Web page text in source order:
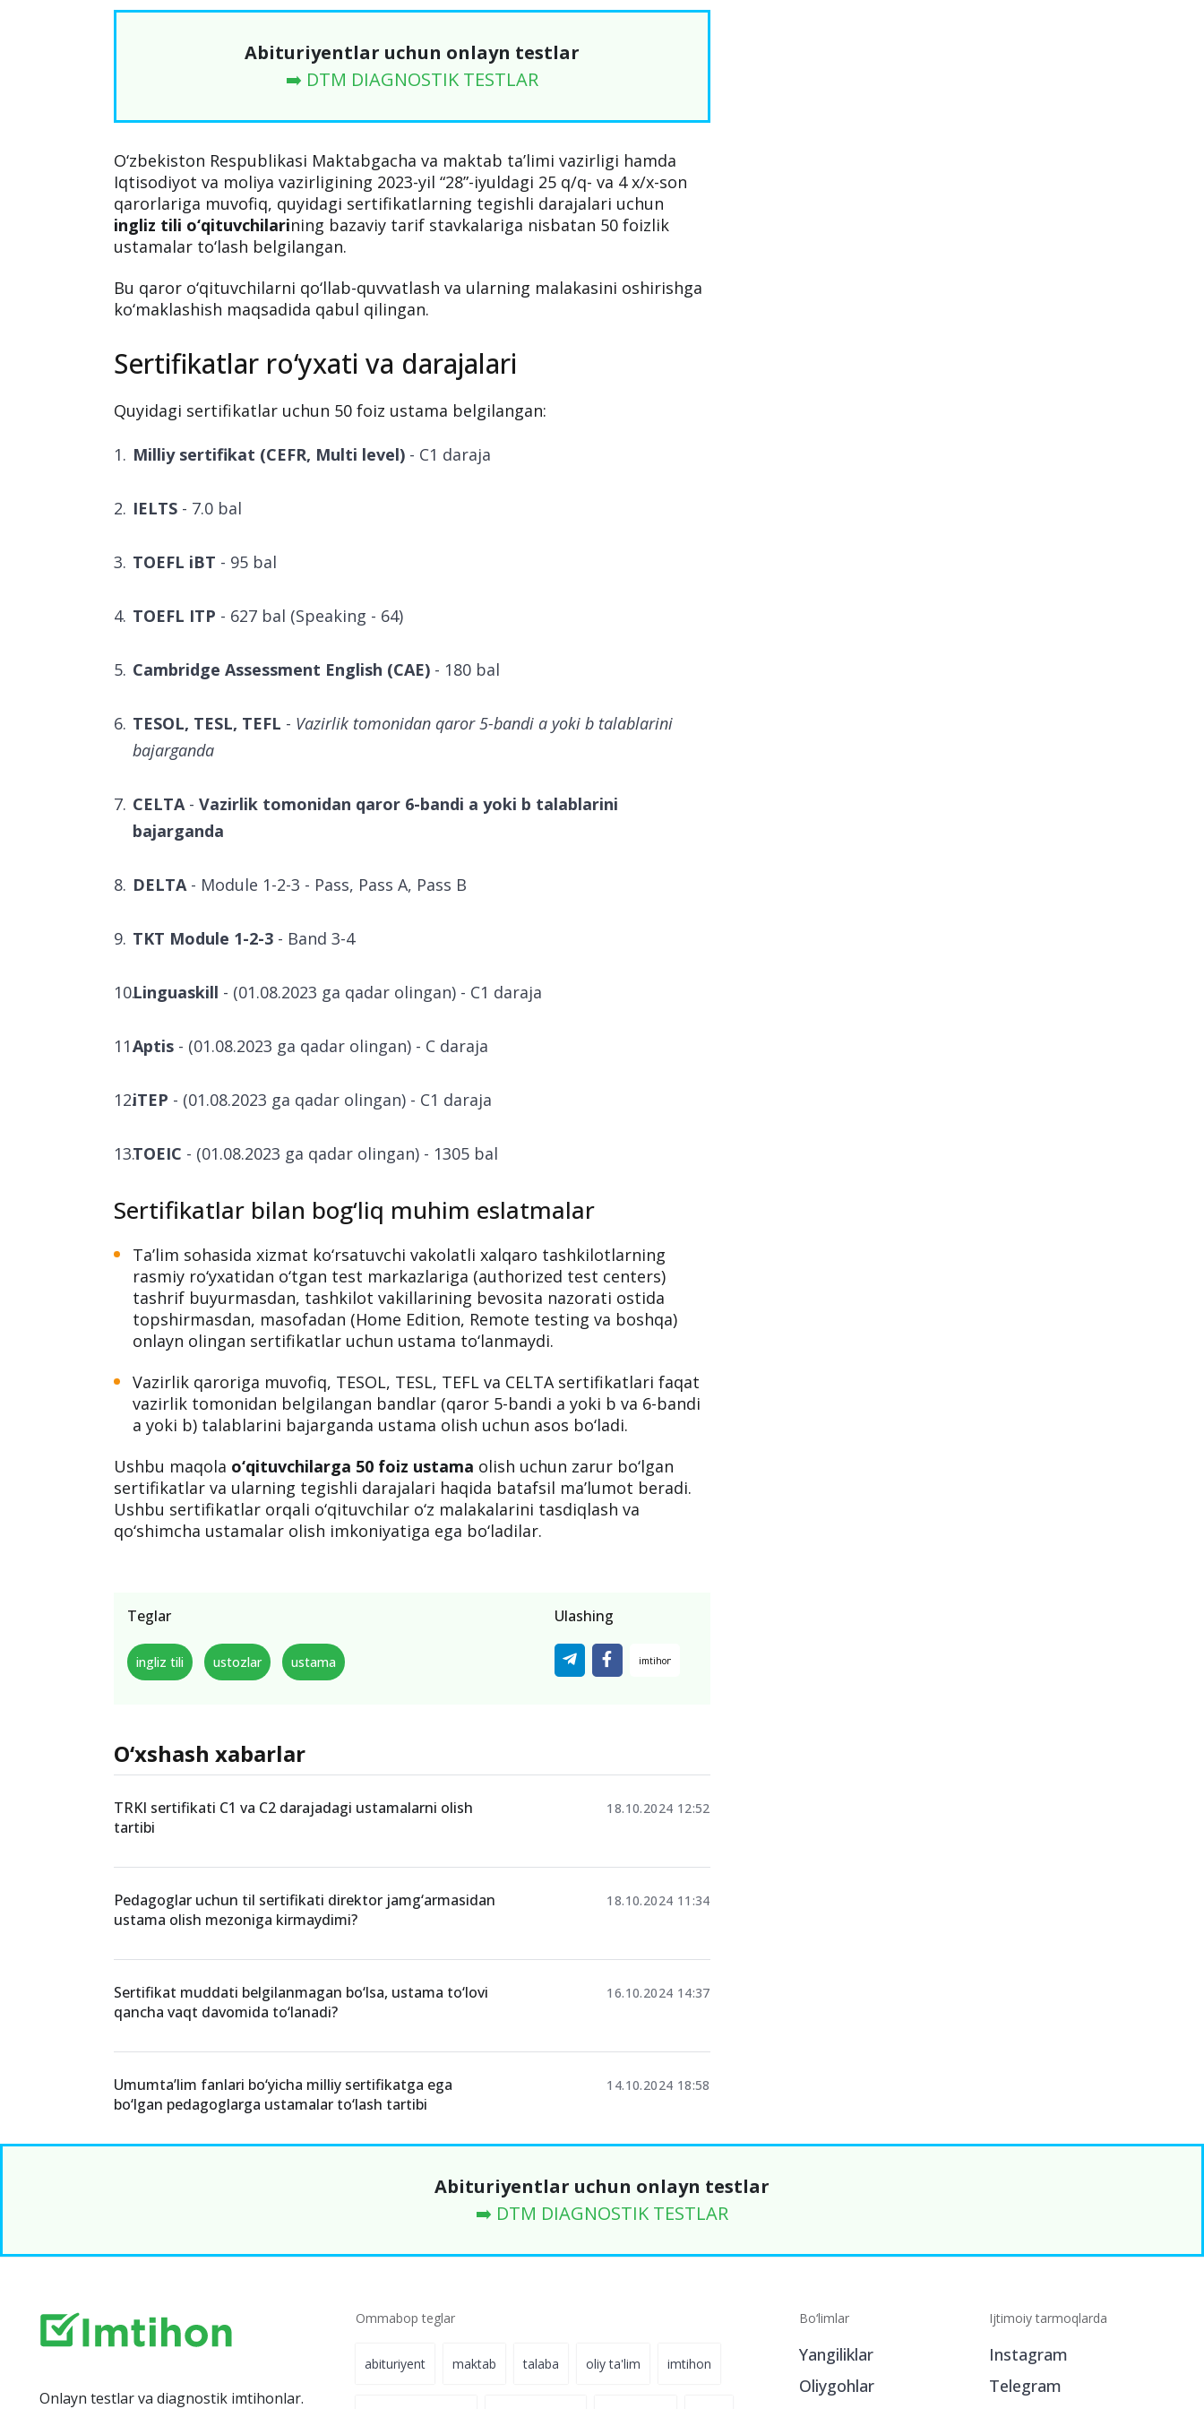
Abituriyentlar uchun onlayn testlar
➡️ DTM DIAGNOSTIK TESTLAR
O‘zbekiston Respublikasi Maktabgacha va maktab ta’limi vazirligi hamda
Iqtisodiyot va moliya vazirligining 2023-yil “28”-iyuldagi 25 q/q- va 4 x/x-son
qarorlariga muvofiq, quyidagi sertifikatlarning tegishli darajalari uchun
ingliz tili o‘qituvchilarining bazaviy tarif stavkalariga nisbatan 50 foizlik
ustamalar to‘lash belgilangan.
Bu qaror o‘qituvchilarni qo‘llab-quvvatlash va ularning malakasini oshirishga
ko‘maklashish maqsadida qabul qilingan.
Sertifikatlar ro‘yxati va darajalari
Quyidagi sertifikatlar uchun 50 foiz ustama belgilangan:
Milliy sertifikat (CEFR, Multi level) - С1 daraja
IELTS - 7.0 bal
TOEFL iBT - 95 bal
TOEFL ITP - 627 bal (Speaking - 64)
Cambridge Assessment English (CAE) - 180 bal
TESOL, TESL, TEFL - Vazirlik tomonidan qaror 5-bandi a yoki b talablarini
bajarganda
CELTA-Vazirlik tomonidan qaror 6-bandi a yoki b talablarini
bajarganda
DELTA- Module 1-2-3 - Pass, Pass A, Pass B
TKT Module 1-2-3 - Band 3-4
Linguaskill - (01.08.2023 ga qadar olingan) - C1 daraja
Aptis - (01.08.2023 ga qadar olingan) - C daraja
iTEP - (01.08.2023 ga qadar olingan) - C1 daraja
TOEIC - (01.08.2023 ga qadar olingan) - 1305 bal
Sertifikatlar bilan bog‘liq muhim eslatmalar
Ta’lim sohasida xizmat ko‘rsatuvchi vakolatli xalqaro tashkilotlarning
rasmiy ro‘yxatidan o‘tgan test markazlariga (authorized test centers)
tashrif buyurmasdan, tashkilot vakillarining bevosita nazorati ostida
topshirmasdan, masofadan (Home Edition, Remote testing va boshqa)
onlayn olingan sertifikatlar uchun ustama to‘lanmaydi.
Vazirlik qaroriga muvofiq, TESOL, TESL, TEFL va CELTA sertifikatlari faqat
vazirlik tomonidan belgilangan bandlar (qaror 5-bandi a yoki b va 6-bandi
a yoki b) talablarini bajarganda ustama olish uchun asos bo‘ladi.
Ushbu maqola o‘qituvchilarga 50 foiz ustama olish uchun zarur bo‘lgan
sertifikatlar va ularning tegishli darajalari haqida batafsil ma’lumot beradi.
Ushbu sertifikatlar orqali o‘qituvchilar o‘z malakalarini tasdiqlash va
qo‘shimcha ustamalar olish imkoniyatiga ega bo‘ladilar.
Teglar
ingliz tili ustozlar ustama
Ulashing
O‘xshash xabarlar
TRKI sertifikati C1 va C2 darajadagi ustamalarni olish
tartibi
18.10.2024 12:52
Pedagoglar uchun til sertifikati direktor jamg‘armasidan
ustama olish mezoniga kirmaydimi?
18.10.2024 11:34
Sertifikat muddati belgilanmagan bo‘lsa, ustama to‘lovi
qancha vaqt davomida to‘lanadi?
16.10.2024 14:37
Umumtaʼlim fanlari bo‘yicha milliy sertifikatga ega
bo‘lgan pedagoglarga ustamalar to‘lash tartibi
14.10.2024 18:58
Abituriyentlar uchun onlayn testlar
➡️ DTM DIAGNOSTIK TESTLAR
Onlayn testlar va diagnostik imtihonlar.
Ommabop teglar
abituriyent maktab talaba oliy ta'lim imtihon
Bo‘limlar
Yangiliklar
Oliygohlar
Ijtimoiy tarmoqlarda
Instagram
Telegram